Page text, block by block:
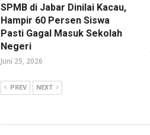
SPMB di Jabar Dinilai Kacau,
Hampir 60 Persen Siswa
Pasti Gagal Masuk Sekolah
Negeri
Juni 25, 2026
PREV NEXT